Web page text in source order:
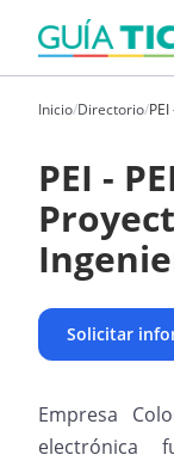
Inicio/Directorio/
PEI -
Solicitar
Empresa
electrónica